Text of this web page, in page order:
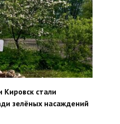
Кировск стали
зелёных насаждений